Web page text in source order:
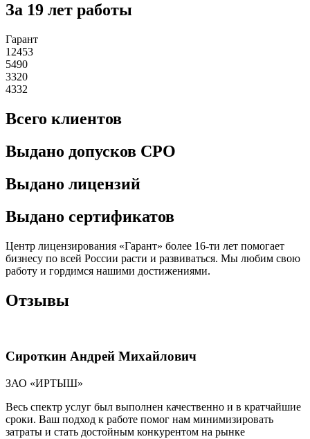
За 19 лет работы
Гарант
12453
5490
3320
4332
Всего клиентов
Выдано допусков СРО
Выдано лицензий
Выдано сертификатов
Центр лицензирования «Гарант» более 16-ти лет помогает
бизнесу по всей России расти и развиваться. Мы любим свою
работу и гордимся нашими достижениями.
Отзывы
Сироткин Андрей Михайлович
ЗАО «ИРТЫШ»
Весь спектр услуг был выполнен качественно и в кратчайшие
сроки. Ваш подход к работе помог нам минимизировать
затраты и стать достойным конкурентом на рынке